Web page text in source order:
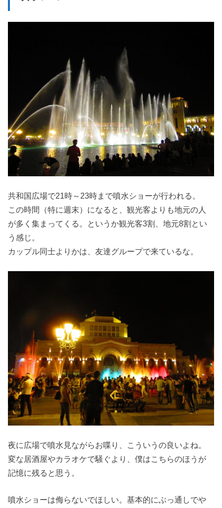
共和国広場で21時～23時まで噴水ショーが行われる。
この時間（特に週末）になると、観光客よりも地元の人
が多く集まってくる。というか観光客3割、地元8割とい
う感じ。
カップル同士よりかは、友達グループで来ているな。
夜に広場で噴水見ながらお喋り、こういうの良いよね。
変な居酒屋やカラオケで騒ぐより、僕はこちらのほうが
記憶に残ると思う。
噴水ショーは侮らないでほしい。基本的にぶっ通しでや